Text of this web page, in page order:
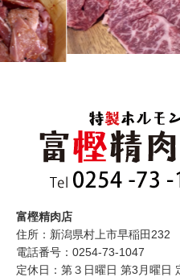
富樫精肉店
住所：新潟県村上市早稲田232
電話番号：0254-73-1047
定休日：第３日曜日 第3月曜日